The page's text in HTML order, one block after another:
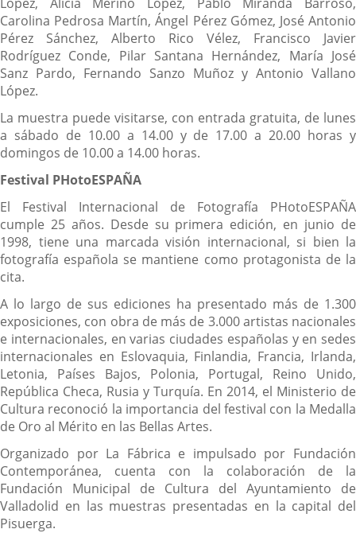
Carolina Pedrosa Martín, Ángel Pérez Gómez, José Antonio
Pérez Sánchez, Alberto Rico Vélez, Francisco Javier
Rodríguez Conde, Pilar Santana Hernández, María José
Sanz Pardo, Fernando Sanzo Muñoz y Antonio Vallano
López.
La muestra puede visitarse, con entrada gratuita, de lunes
a sábado de 10.00 a 14.00 y de 17.00 a 20.00 horas y
domingos de 10.00 a 14.00 horas.
Festival PHotoESPAÑA
El Festival Internacional de Fotografía PHotoESPAÑA
cumple 25 años. Desde su primera edición, en junio de
1998, tiene una marcada visión internacional, si bien la
fotografía española se mantiene como protagonista de la
cita.
A lo largo de sus ediciones ha presentado más de 1.300
exposiciones, con obra de más de 3.000 artistas nacionales
e internacionales, en varias ciudades españolas y en sedes
internacionales en Eslovaquia, Finlandia, Francia, Irlanda,
Letonia, Países Bajos, Polonia, Portugal, Reino Unido,
República Checa, Rusia y Turquía. En 2014, el Ministerio de
Cultura reconoció la importancia del festival con la Medalla
de Oro al Mérito en las Bellas Artes.
Organizado por La Fábrica e impulsado por Fundación
Contemporánea, cuenta con la colaboración de la
Fundación Municipal de Cultura del Ayuntamiento de
Valladolid en las muestras presentadas en la capital del
Pisuerga.